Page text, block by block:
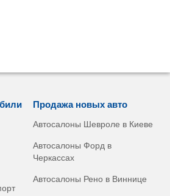
Продажа новых авто
Автосалоны Шевроле в Киеве
Автосалоны Форд в
Черкассах
Автосалоны Рено в Виннице